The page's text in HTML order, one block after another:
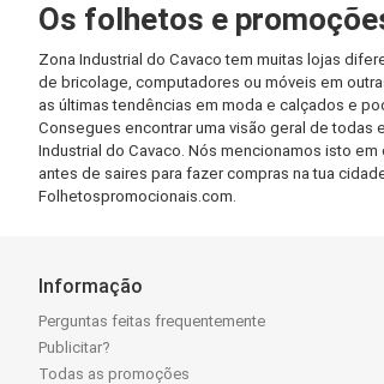
Os folhetos e
Zona Industrial do Cavaco tem muitas lojas
de bricolage, computadores ou móveis em
as últimas tendências em moda e calçados e
Consegues encontrar uma visão geral de
Industrial do Cavaco. Nós mencionamos isto
antes de saires para fazer compras na tua
Folhetospromocionais.com.
Informação
Perguntas feitas frequentemente
Publicitar?
Todas as promoções